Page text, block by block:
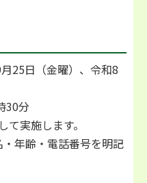
25日（金曜）、令和8
30分
実施します。
年齢・電話番号を明記